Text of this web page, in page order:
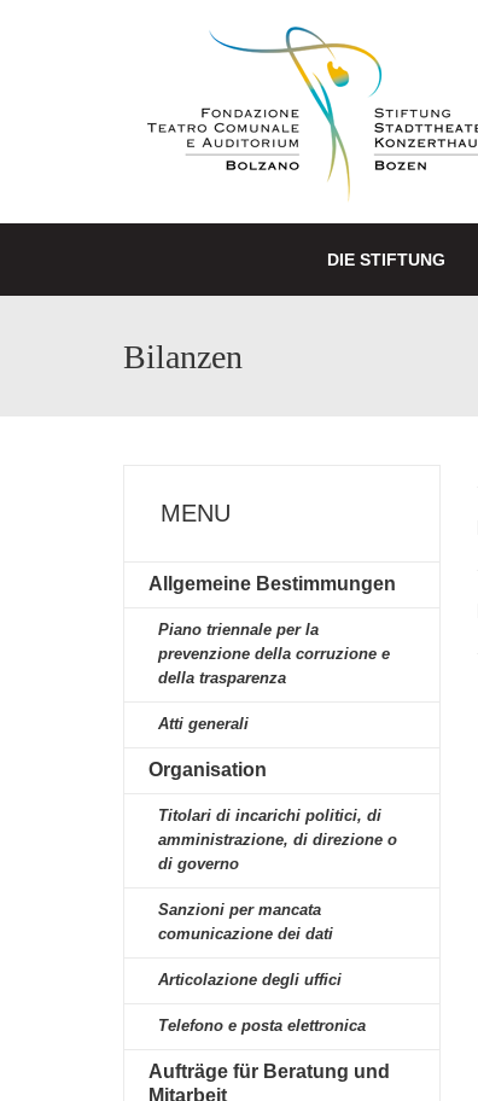
DIE STIFTUNG
Bilanzen
MENU
Allgemeine Bestimmungen
Piano triennale per la
prevenzione della corruzione e
della trasparenza
Atti generali
Organisation
Titolari di incarichi politici, di
amministrazione, di direzione o
di governo
Sanzioni per mancata
comunicazione dei dati
Articolazione degli uffici
Telefono e posta elettronica
Aufträge für Beratung und
Mitarbeit